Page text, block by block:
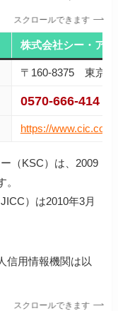
スクロールできます
株式会社シー・ア
〒160-8375 東京都
0570-666-414
https://www.cic.co.jp/
（KSC）は、2009
）は2010年3月
信用情報機関は以
スクロールできます